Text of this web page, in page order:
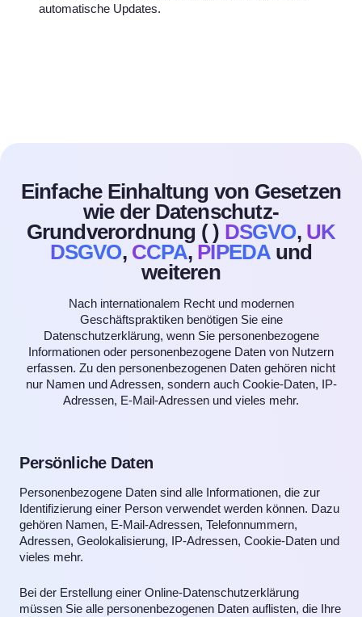
automatische Updates.
Einfache Einhaltung von Gesetzen
wie der Datenschutz-
Grundverordnung () DSGVO, UK
DSGVO, CCPA, PIPEDAund
weiteren
Nach internationalem Recht und modernen
Geschäftspraktiken benötigen Sie eine
Datenschutzerklärung, wenn Sie personenbezogene
Informationen oder personenbezogene Daten von Nutzern
erfassen. Zu den personenbezogenen Daten gehören nicht
nur Namen und Adressen, sondern auch Cookie-Daten, IP-
Adressen, E-Mail-Adressen und vieles mehr.
Persönliche Daten
Personenbezogene Daten sind alle Informationen, die zur
Identifizierung einer Person verwendet werden können. Dazu
gehören Namen, E-Mail-Adressen, Telefonnummern,
Adressen, Geolokalisierung, IP-Adressen, Cookie-Daten und
vieles mehr.
Bei der Erstellung einer Online-Datenschutzerklärung
müssen Sie alle personenbezogenen Daten auflisten, die Ihre